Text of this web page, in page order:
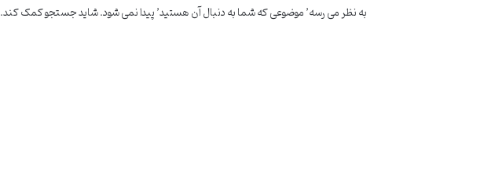
به نظر می رسه’ موضوعی که شما به دنبال آن هستید’ پیدا نمی شود. شاید جستجو کمک کند.